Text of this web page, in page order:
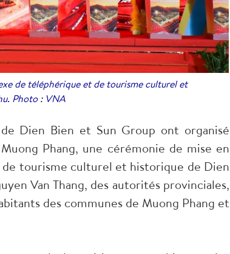
de téléphérique et de tourisme culturel et
Photo : VNA
Dien Bien et Sun Group ont organisé
Phang, une cérémonie de mise en
tourisme culturel et historique de Dien
Van Thang, des autorités provinciales,
des communes de Muong Phang et